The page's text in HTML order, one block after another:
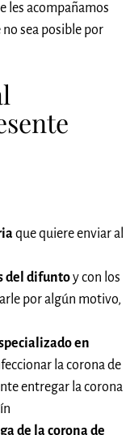
les acompañamos
sea posible por
que quiere enviar al
del difuntoy con los
por algún motivo,
en
la corona de
entregar la corona
de la corona de